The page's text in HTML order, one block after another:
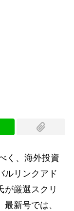
く、海外投資
ルリンクアド
が厳選スクリ
新号では、